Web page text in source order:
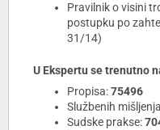
Pravilnik o visini
postupku po
31/14)
U Ekspertu se trenutno
Propisa:75496
Službenih
Sudske prakse: